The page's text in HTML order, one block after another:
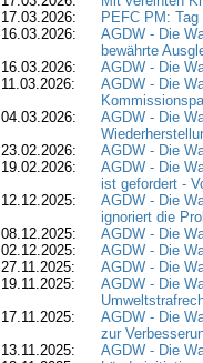
17.03.2026:
PEFC PM:
16.03.2026:
AGDW - Die
bewährte
16.03.2026:
AGDW - Die
11.03.2026:
AGDW - Die
04.03.2026:
AGDW - Die
23.02.2026:
AGDW - Die
19.02.2026:
AGDW - Die
ist gefordert -
12.12.2025:
AGDW - Die
ignoriert die
08.12.2025:
AGDW - Die
02.12.2025:
AGDW - Die
27.11.2025:
AGDW - Die
19.11.2025:
AGDW - Die
17.11.2025:
AGDW - Die
zur
13.11.2025:
AGDW - Die